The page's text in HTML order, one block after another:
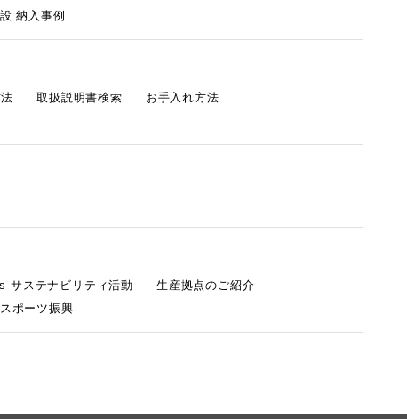
納入事例
取扱説明書検索
お手入れ方法
サステナビリティ活動
生産拠点のご紹介
スポーツ振興